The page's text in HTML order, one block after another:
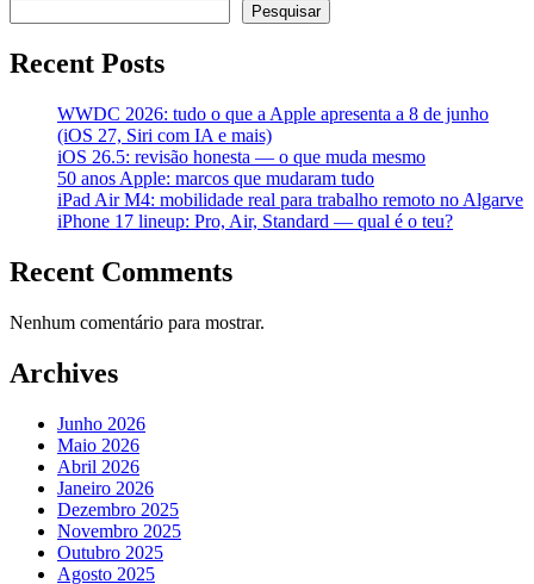
Pesquisar
Recent Posts
WWDC 2026: tudo o que a Apple apresenta a 8 de junho
(iOS 27, Siri com IA e mais)
iOS 26.5: revisão honesta — o que muda mesmo
50 anos Apple: marcos que mudaram tudo
iPad Air M4: mobilidade real para trabalho remoto no Algarve
iPhone 17 lineup: Pro, Air, Standard — qual é o teu?
Recent Comments
Nenhum comentário para mostrar.
Archives
Junho 2026
Maio 2026
Abril 2026
Janeiro 2026
Dezembro 2025
Novembro 2025
Outubro 2025
Agosto 2025